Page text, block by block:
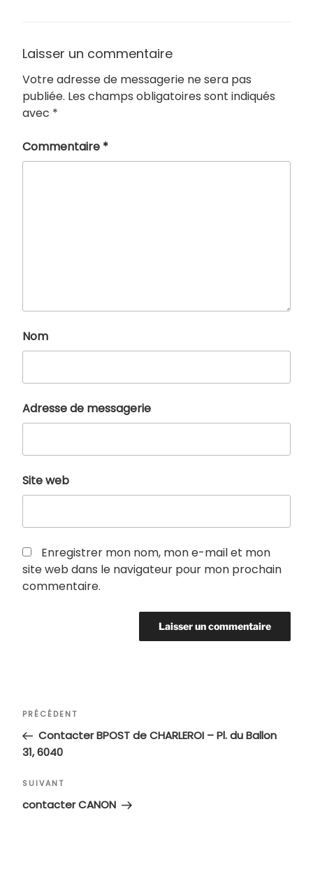
Laisser un commentaire
Votre adresse de messagerie ne sera pas
publiée. Les champs obligatoires sont indiqués
avec *
Commentaire *
Nom
Adresse de messagerie
Site web
Enregistrer mon nom, mon e-mail et mon
site web dans le navigateur pour mon prochain
commentaire.
Navigation
l’article
Article
précédent
PRÉCÉDENT
Contacter BPOST de CHARLEROI – Pl. du Ballon
31, 6040
Article
suivant
SUIVANT
contacter CANON